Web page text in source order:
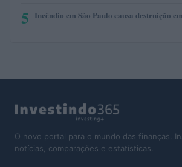
5 Incêndio em São Paulo causa destruição
O novo portal para o mundo das finanças.
notícias, comparações e estatísticas.